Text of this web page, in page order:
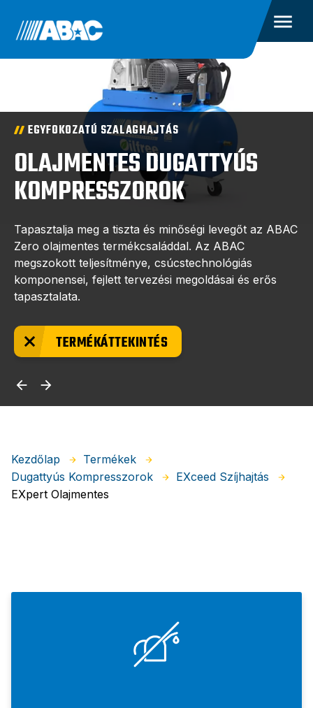
EGYFOKOZATÚ SZALAGHAJTÁS
OLAJMENTES DUGATTYÚS
KOMPRESSZOROK
Tapasztalja meg a tiszta és minőségi levegőt az ABAC
Zero olajmentes termékcsaláddal. Az ABAC
megszokott teljesítménye, csúcstechnológiás
komponensei, fejlett tervezési megoldásai és erős
tapasztalata.
TERMÉKÁTTEKINTÉS
Kezdőlap
Termékek
Dugattyús Kompresszorok
EXceed Szíjhajtás
EXpert Olajmentes